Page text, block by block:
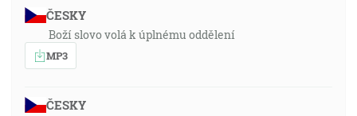
ČESKY
Boží slovo volá k úplnému oddělení
MP3
ČESKY